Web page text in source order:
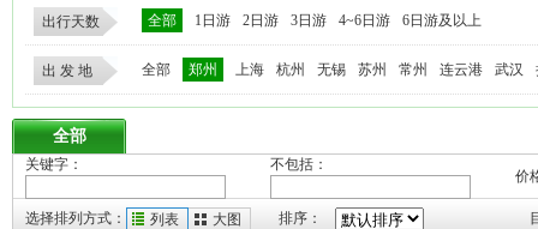
出行天数 全部 1日游 2日游 3日游 4~6日游 6日游及以上
出 发 地 全部 郑州 上海 杭州 无锡 苏州 常州 连云港 武汉
全部
关键字： 不包括：
价
选择排列方式： 列表 大图 排序：